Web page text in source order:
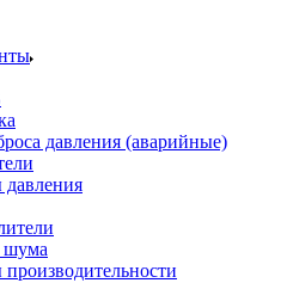
давления (аварийные)
давления
шума
производительности